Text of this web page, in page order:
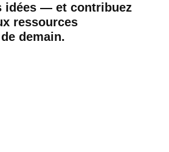
idées — et contribuez
ressources
demain.